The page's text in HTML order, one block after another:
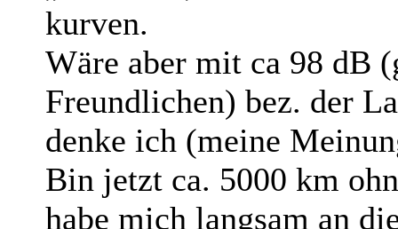
kurven.
Wäre aber mit ca 98 dB
Freundlichen) bez. der
denke ich (meine
Bin jetzt ca. 5000 km
habe mich langsam an